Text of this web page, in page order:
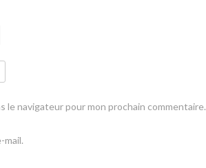
le navigateur pour mon prochain commentaire.
mail.